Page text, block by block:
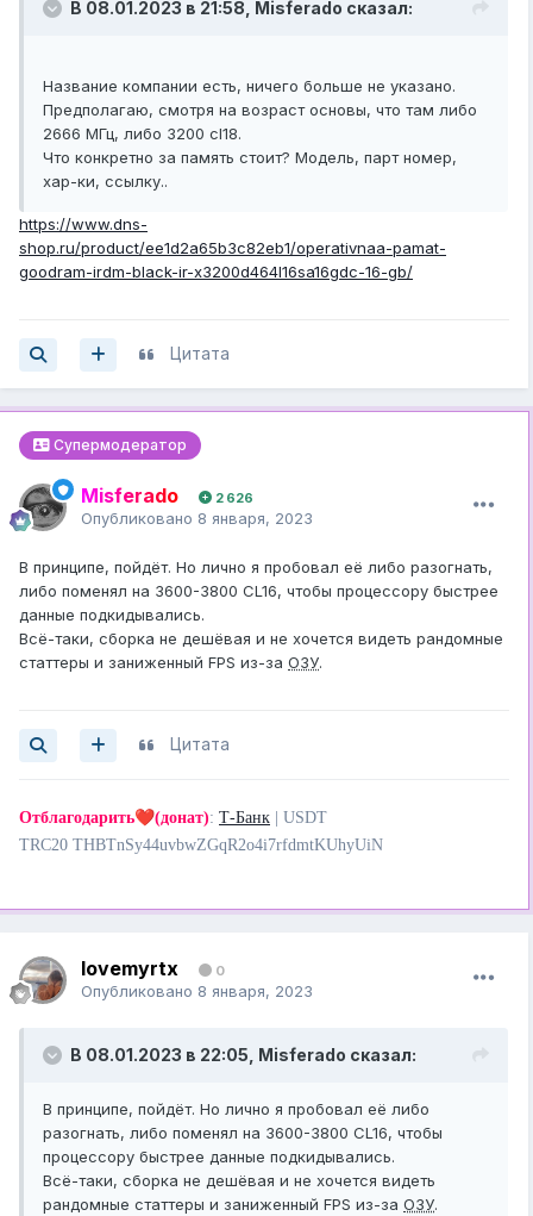
В 08.01.2023 в 21:58, Misferado сказал:
Название компании есть, ничего больше не указано.
Предполагаю, смотря на возраст основы, что там либо
2666 МГц, либо 3200 cl18.
Что конкретно за память стоит? Модель, парт номер,
хар-ки, ссылку..
https://www.dns-
shop.ru/product/ee1d2a65b3c82eb1/operativnaa-pamat-
goodram-irdm-black-ir-x3200d464l16sa16gdc-16-gb/
Цитата
Супермодератор
Misferado 2 626
Опубликовано 8 января, 2023
В принципе, пойдёт. Но лично я пробовал её либо разогнать,
либо поменял на 3600-3800 CL16, чтобы процессору быстрее
данные подкидывались.
Всё-таки, сборка не дешёвая и не хочется видеть рандомные
статтеры и заниженный FPS из-за ОЗУ.
Цитата
Отблагодарить❤️(донат): Т-Банк | USDT
TRC20 THBTnSy44uvbwZGqR2o4i7rfdmtKUhyUiN
lovemyrtx 0
Опубликовано 8 января, 2023
В 08.01.2023 в 22:05, Misferado сказал:
В принципе, пойдёт. Но лично я пробовал её либо
разогнать, либо поменял на 3600-3800 CL16, чтобы
процессору быстрее данные подкидывались.
Всё-таки, сборка не дешёвая и не хочется видеть
рандомные статтеры и заниженный FPS из-за ОЗУ.